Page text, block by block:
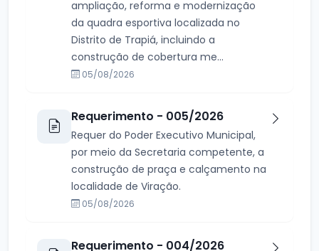
ampliação, reforma e modernização
da quadra esportiva localizada no
Distrito de Trapiá, incluindo a
construção de cobertura me...
05/08/2026
Requerimento - 005/2026
Requer do Poder Executivo Municipal,
por meio da Secretaria competente, a
construção de praça e calçamento na
localidade de Viração.
05/08/2026
Requerimento - 004/2026